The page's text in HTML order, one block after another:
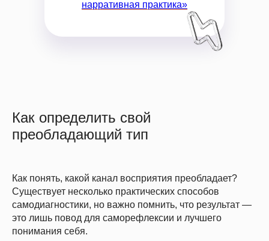
нарративная практика»
Как определить свой
преобладающий тип
Как понять, какой канал восприятия преобладает?
Существует несколько практических способов
самодиагностики, но важно помнить, что результат —
это лишь повод для саморефлексии и лучшего
понимания себя.